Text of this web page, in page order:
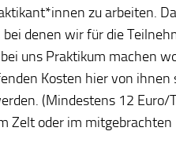
zu arbeiten.
denen wir für die
uns Praktikum machen
Kosten hier von ihnen
(Mindestens 12 Euro/
Zelt oder im mitgebrachten